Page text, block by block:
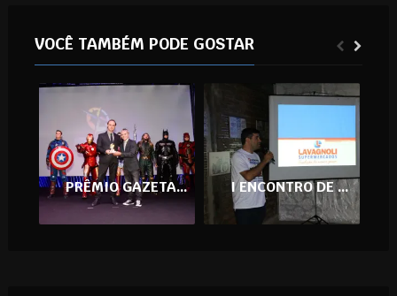
VOCÊ TAMBÉM PODE GOSTAR
PRÊMIO GAZETA EMPRESARIAL 2019, NA ARENA NORTH STAR I ENCONTRO DE FORNECEDORES DO LAVAGNOLI SUPERMERCADOS